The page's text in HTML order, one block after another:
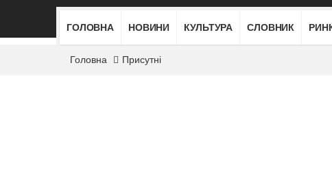
ГОЛОВНА НОВИНИ КУЛЬТУРА СЛОВНИК
Головна Присутні